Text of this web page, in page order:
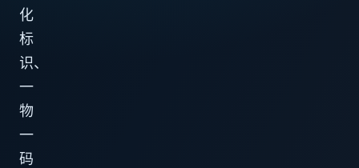
化
标
识、
一
物
一
码